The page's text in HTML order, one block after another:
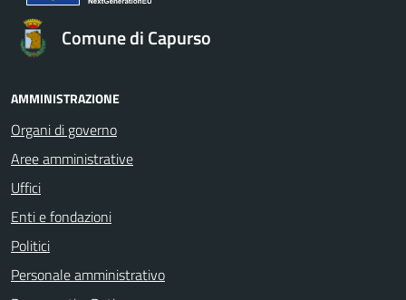
Comune di Capurso
AMMINISTRAZIONE
Organi di governo
Aree amministrative
Uffici
Enti e fondazioni
Politici
Personale amministrativo